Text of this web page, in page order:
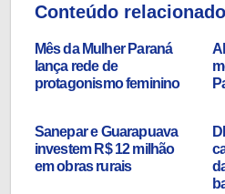
Conteúdo relacionado
Mês da Mulher Paraná
lança rede de
protagonismo feminino
Sanepar e Guarapuava
investem R$ 12 milhão
em obras rurais